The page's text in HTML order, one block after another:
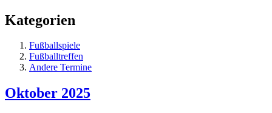
Kategorien
Fußballspiele
Fußballtreffen
Andere Termine
Oktober 2025